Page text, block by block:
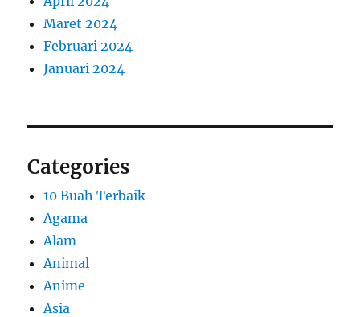
Maret 2024
Februari 2024
Januari 2024
Categories
10 Buah Terbaik
Agama
Alam
Animal
Anime
Asia